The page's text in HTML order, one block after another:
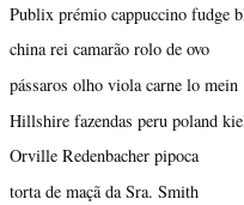
Publix prémio cappuccino fudge
china rei camarão rolo de ovo
pássaros olho viola carne lo mein
Hillshire fazendas peru poland
Orville Redenbacher pipoca
torta de maçã da Sra. Smith